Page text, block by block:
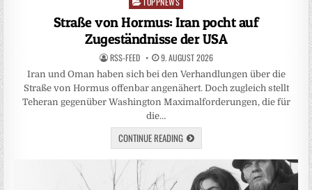
in
Straße von Hormus: Iran pocht auf
Zugeständnisse der USA
RSS-FEED 9. AUGUST 2026
Iran und Oman haben sich bei den Verhandlungen über die
Straße von Hormus offenbar angenähert. Doch zugleich stellt
Teheran gegenüber Washington Maximalforderungen, die für
die…
CONTINUE READING